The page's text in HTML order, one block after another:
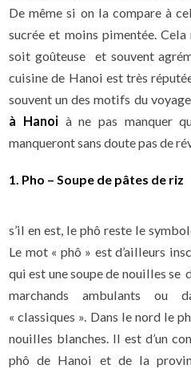
De même si on la compare à
sucrée et moins pimentée. Cela
soit goûteuse et souvent
cuisine de Hanoi est très
souvent un des motifs du
à Hanoi à ne pas manquer
manqueront sans doute pas de
1. Pho – Soupe de pâtes de riz
s’il en est, le phô reste le
Le mot « phô » est d’ailleurs
qui est une soupe de nouilles se
marchands ambulants ou
« classiques ». Dans le nord le
nouilles blanches. Il est d’un
phô de Hanoi et de la